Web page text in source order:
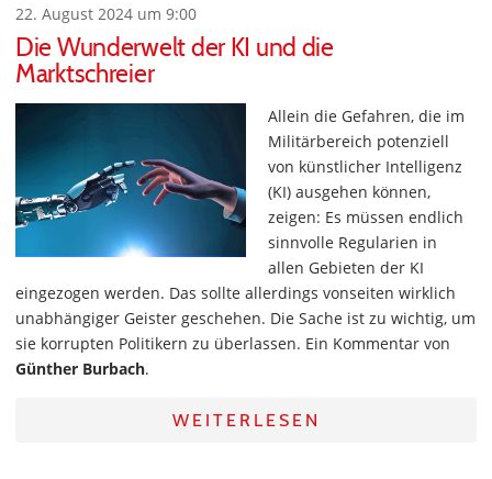
22. August 2024 um 9:00
Die Wunderwelt der KI und die
Marktschreier
Allein die Gefahren, die im
Militärbereich potenziell
von künstlicher Intelligenz
(KI) ausgehen können,
zeigen: Es müssen endlich
sinnvolle Regularien in
allen Gebieten der KI
eingezogen werden. Das sollte allerdings vonseiten wirklich
unabhängiger Geister geschehen. Die Sache ist zu wichtig, um
sie korrupten Politikern zu überlassen. Ein Kommentar von
Günther Burbach.
WEITERLESEN